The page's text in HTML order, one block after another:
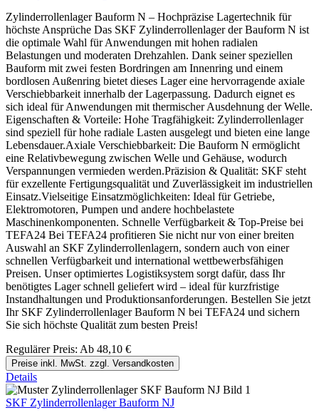
Zylinderrollenlager Bauform N – Hochpräzise Lagertechnik für
höchste Ansprüche Das SKF Zylinderrollenlager der Bauform N ist
die optimale Wahl für Anwendungen mit hohen radialen
Belastungen und moderaten Drehzahlen. Dank seiner speziellen
Bauform mit zwei festen Bordringen am Innenring und einem
bordlosen Außenring bietet dieses Lager eine hervorragende axiale
Verschiebbarkeit innerhalb der Lagerpassung. Dadurch eignet es
sich ideal für Anwendungen mit thermischer Ausdehnung der Welle.
Eigenschaften & Vorteile: Hohe Tragfähigkeit: Zylinderrollenlager
sind speziell für hohe radiale Lasten ausgelegt und bieten eine lange
Lebensdauer.Axiale Verschiebbarkeit: Die Bauform N ermöglicht
eine Relativbewegung zwischen Welle und Gehäuse, wodurch
Verspannungen vermieden werden.Präzision & Qualität: SKF steht
für exzellente Fertigungsqualität und Zuverlässigkeit im industriellen
Einsatz.Vielseitige Einsatzmöglichkeiten: Ideal für Getriebe,
Elektromotoren, Pumpen und andere hochbelastete
Maschinenkomponenten. Schnelle Verfügbarkeit & Top-Preise bei
TEFA24 Bei TEFA24 profitieren Sie nicht nur von einer breiten
Auswahl an SKF Zylinderrollenlagern, sondern auch von einer
schnellen Verfügbarkeit und international wettbewerbsfähigen
Preisen. Unser optimiertes Logistiksystem sorgt dafür, dass Ihr
benötigtes Lager schnell geliefert wird – ideal für kurzfristige
Instandhaltungen und Produktionsanforderungen. Bestellen Sie jetzt
Ihr SKF Zylinderrollenlager Bauform N bei TEFA24 und sichern
Sie sich höchste Qualität zum besten Preis!
Regulärer Preis: Ab 48,10 €
Preise inkl. MwSt. zzgl. Versandkosten
Details
SKF Zylinderrollenlager Bauform NJ